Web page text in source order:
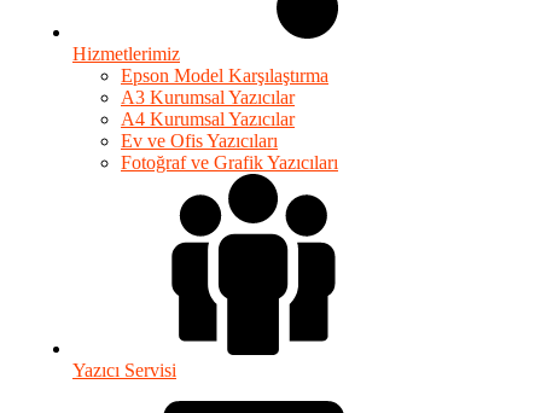
Hizmetlerimiz
Epson Model Karşılaştırma
A3 Kurumsal Yazıcılar
A4 Kurumsal Yazıcılar
Ev ve Ofis Yazıcıları
Fotoğraf ve Grafik Yazıcıları
Yazıcı Servisi